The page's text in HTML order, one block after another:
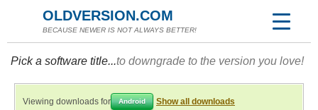
OLDVERSION.COM
BECAUSE NEWER IS NOT ALWAYS BETTER!
Pick a software title...to downgrade to the version you love!
Viewing downloads for Android Show all downloads